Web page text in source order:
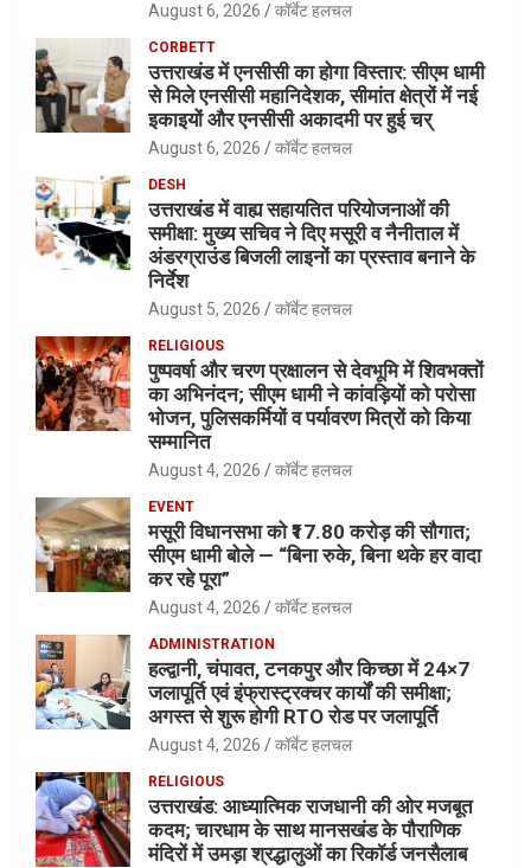
August 6, 2026 कॉर्बेट हलचल
CORBETT
उत्तराखंड में एनसीसी का होगा विस्तार: सीएम धामी
से मिले एनसीसी महानिदेशक, सीमांत क्षेत्रों में नई
इकाइयों और एनसीसी अकादमी पर हुई चर्
August 6, 2026 कॉर्बेट हलचल
DESH
उत्तराखंड में वाह्य सहायतित परियोजनाओं की
समीक्षा: मुख्य सचिव ने दिए मसूरी व नैनीताल में
अंडरग्राउंड बिजली लाइनों का प्रस्ताव बनाने के
निर्देश
August 5, 2026 कॉर्बेट हलचल
RELIGIOUS
पुष्पवर्षा और चरण प्रक्षालन से देवभूमि में शिवभक्तों
का अभिनंदन; सीएम धामी ने कांवड़ियों को परोसा
भोजन, पुलिसकर्मियों व पर्यावरण मित्रों को किया
सम्मानित
August 4, 2026 कॉर्बेट हलचल
EVENT
मसूरी विधानसभा को ₹17.80 करोड़ की सौगात;
सीएम धामी बोले — “बिना रुके, बिना थके हर वादा
कर रहे पूरा”
August 4, 2026 कॉर्बेट हलचल
ADMINISTRATION
हल्द्वानी, चंपावत, टनकपुर और किच्छा में 24×7
जलापूर्ति एवं इंफ्रास्ट्रक्चर कार्यों की समीक्षा;
अगस्त से शुरू होगी RTO रोड पर जलापूर्ति
August 4, 2026 कॉर्बेट हलचल
RELIGIOUS
उत्तराखंड: आध्यात्मिक राजधानी की ओर मजबूत
कदम; चारधाम के साथ मानसखंड के पौराणिक
मंदिरों में उमड़ा श्रद्धालुओं का रिकॉर्ड जनसैलाब